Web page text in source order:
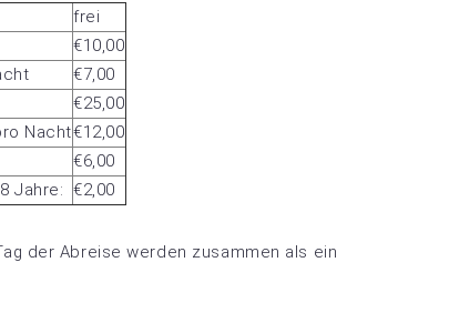
frei
€10,00
€7,00
€25,00
Nacht€12,00
€6,00
Jahre: €2,00
der Abreise werden zusammen als ein